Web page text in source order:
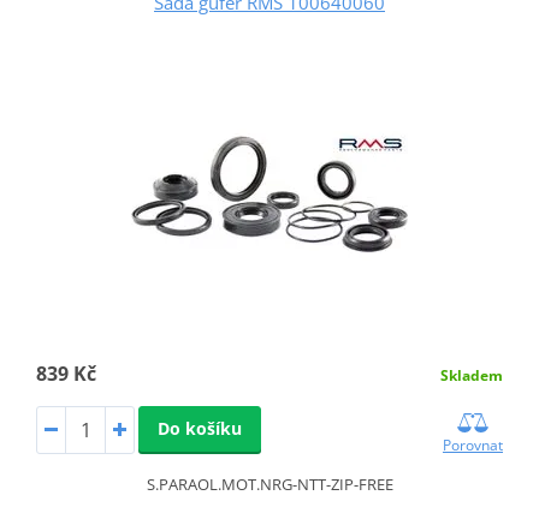
839 Kč Skladem
Do košíku
Porovnat
S.PARAOL.MOT.NRG-NTT-ZIP-FREE